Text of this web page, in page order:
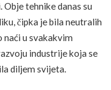
tehnike danas su
čipka je bila neutralih
naći u svakakvim
industrije koja se
diljem svijeta.